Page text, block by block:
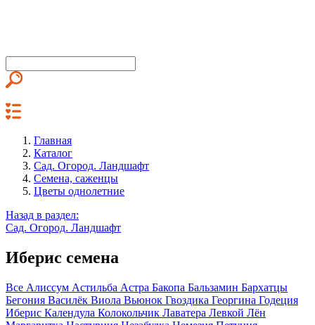
Главная
Каталог
Сад. Огород. Ландшафт
Семена, саженцы
Цветы однолетние
Назад в раздел:
Сад. Огород. Ландшафт
Иберис семена
Все Алиссум Астильба Астра Бакопа Бальзамин Бархатцы
Бегония Василёк Виола Вьюнок Гвоздика Георгина Годеция
Иберис Календула Колокольчик Лаватера Левкой Лён